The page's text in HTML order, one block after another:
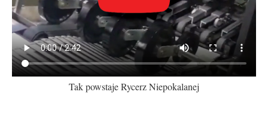
Tak powstaje Rycerz Niepokalanej